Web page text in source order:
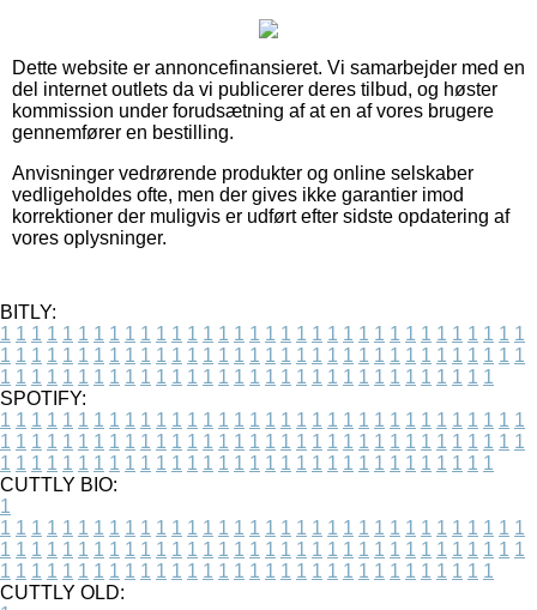
Dette website er annoncefinansieret. Vi samarbejder med en
del internet outlets da vi publicerer deres tilbud, og høster
kommission under forudsætning af at en af vores brugere
gennemfører en bestilling.
Anvisninger vedrørende produkter og online selskaber
vedligeholdes ofte, men der gives ikke garantier imod
korrektioner der muligvis er udført efter sidste opdatering af
vores oplysninger.
BITLY:
1 1 1 1 1 1 1 1 1 1 1 1 1 1 1 1 1 1 1 1 1 1 1 1 1 1 1 1 1 1 1 1 1 1
1 1 1 1 1 1 1 1 1 1 1 1 1 1 1 1 1 1 1 1 1 1 1 1 1 1 1 1 1 1 1 1 1 1
1 1 1 1 1 1 1 1 1 1 1 1 1 1 1 1 1 1 1 1 1 1 1 1 1 1 1 1 1 1 1 1
SPOTIFY:
1 1 1 1 1 1 1 1 1 1 1 1 1 1 1 1 1 1 1 1 1 1 1 1 1 1 1 1 1 1 1 1 1 1
1 1 1 1 1 1 1 1 1 1 1 1 1 1 1 1 1 1 1 1 1 1 1 1 1 1 1 1 1 1 1 1 1 1
1 1 1 1 1 1 1 1 1 1 1 1 1 1 1 1 1 1 1 1 1 1 1 1 1 1 1 1 1 1 1 1
CUTTLY BIO:
1
1 1 1 1 1 1 1 1 1 1 1 1 1 1 1 1 1 1 1 1 1 1 1 1 1 1 1 1 1 1 1 1 1 1
1 1 1 1 1 1 1 1 1 1 1 1 1 1 1 1 1 1 1 1 1 1 1 1 1 1 1 1 1 1 1 1 1 1
1 1 1 1 1 1 1 1 1 1 1 1 1 1 1 1 1 1 1 1 1 1 1 1 1 1 1 1 1 1 1 1
CUTTLY OLD: